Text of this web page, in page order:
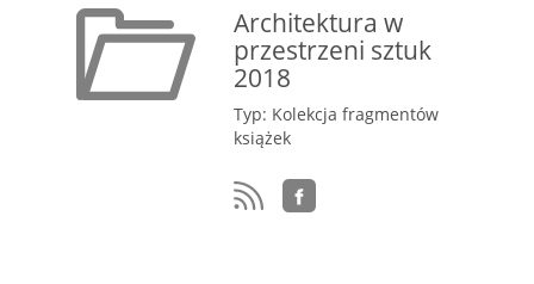
Architektura w
przestrzeni sztuk
2018
Typ: Kolekcja fragmentów
książek